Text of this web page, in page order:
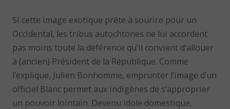
Si cette image exotique prête à sourire pour un
Occidental, les tribus autochtones ne lui accordent
pas moins toute la déférence qu’il convient d’allouer
à (ancien) Président de la République. Comme
l’explique, Julien Bonhomme, emprunter l’image d’un
officiel Blanc permet aux indigènes de s’approprier
un pouvoir lointain. Devenu idole domestique,